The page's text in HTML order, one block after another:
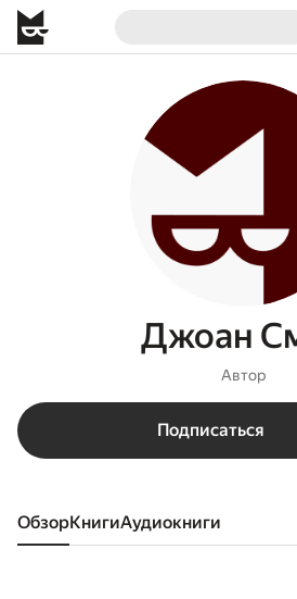
Джоан
Автор
Подписаться
Обзор книги аудиокниги